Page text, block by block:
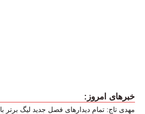
خبرهای امروز:
مهدی تاج: تمام دیدارهای فصل جدید لیگ برتر با VAR برگزار می‌شود